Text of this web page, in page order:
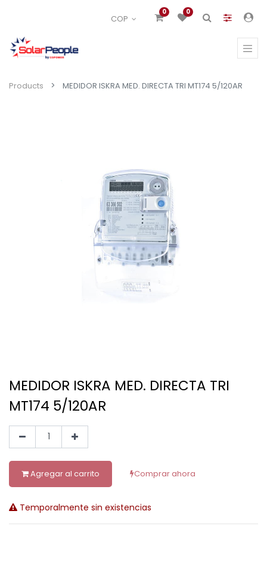
COP
0 0
Products MEDIDOR ISKRA MED. DIRECTA TRI MT174 5/120AR
MEDIDOR ISKRA MED. DIRECTA TRI
MT174 5/120AR
Agregar al carrito Comprar ahora
Temporalmente sin existencias